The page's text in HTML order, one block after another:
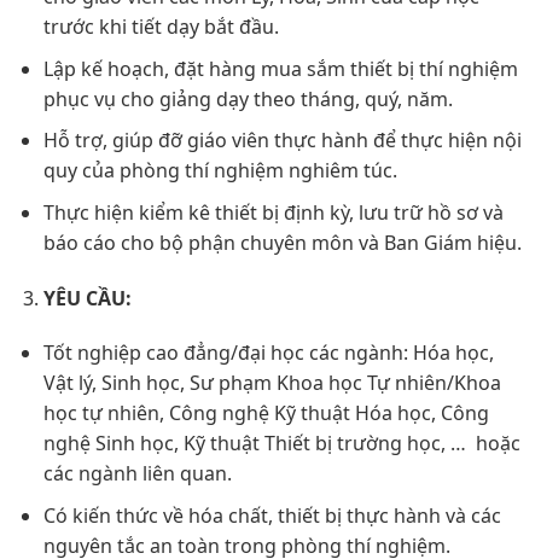
trước khi tiết dạy bắt đầu.
Lập kế hoạch, đặt hàng mua sắm thiết bị thí nghiệm
phục vụ cho giảng dạy theo tháng, quý, năm.
Hỗ trợ, giúp đỡ giáo viên thực hành để thực hiện nội
quy của phòng thí nghiệm nghiêm túc.
Thực hiện kiểm kê thiết bị định kỳ, lưu trữ hồ sơ và
báo cáo cho bộ phận chuyên môn và Ban Giám hiệu.
YÊU CẦU:
Tốt nghiệp cao đẳng/đại học các ngành: Hóa học,
Vật lý, Sinh học, Sư phạm Khoa học Tự nhiên/Khoa
học tự nhiên, Công nghệ Kỹ thuật Hóa học, Công
nghệ Sinh học, Kỹ thuật Thiết bị trường học, … hoặc
các ngành liên quan.
Có kiến thức về hóa chất, thiết bị thực hành và các
nguyên tắc an toàn trong phòng thí nghiệm.